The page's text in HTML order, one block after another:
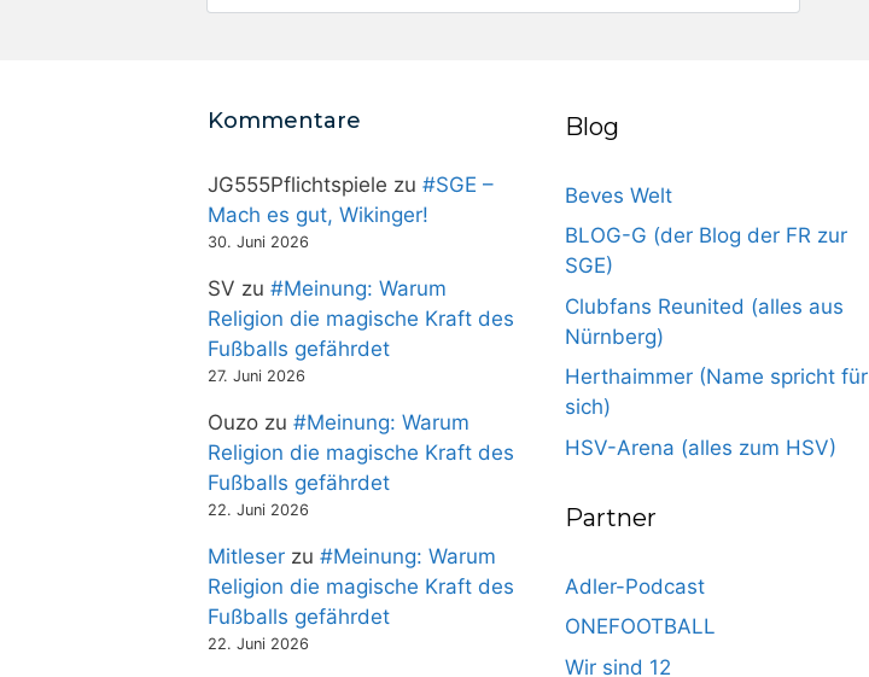
Kommentare
JG555Pflichtspiele zu #SGE –
Mach es gut, Wikinger!
30. Juni 2026
SV zu #Meinung: Warum
Religion die magische Kraft des
Fußballs gefährdet
27. Juni 2026
Ouzo zu #Meinung: Warum
Religion die magische Kraft des
Fußballs gefährdet
22. Juni 2026
Mitleser zu #Meinung: Warum
Religion die magische Kraft des
Fußballs gefährdet
22. Juni 2026
Blog
Beves Welt
BLOG-G (der Blog der FR zur
SGE)
Clubfans Reunited (alles aus
Nürnberg)
Herthaimmer (Name spricht für
sich)
HSV-Arena (alles zum HSV)
Partner
Adler-Podcast
ONEFOOTBALL
Wir sind 12